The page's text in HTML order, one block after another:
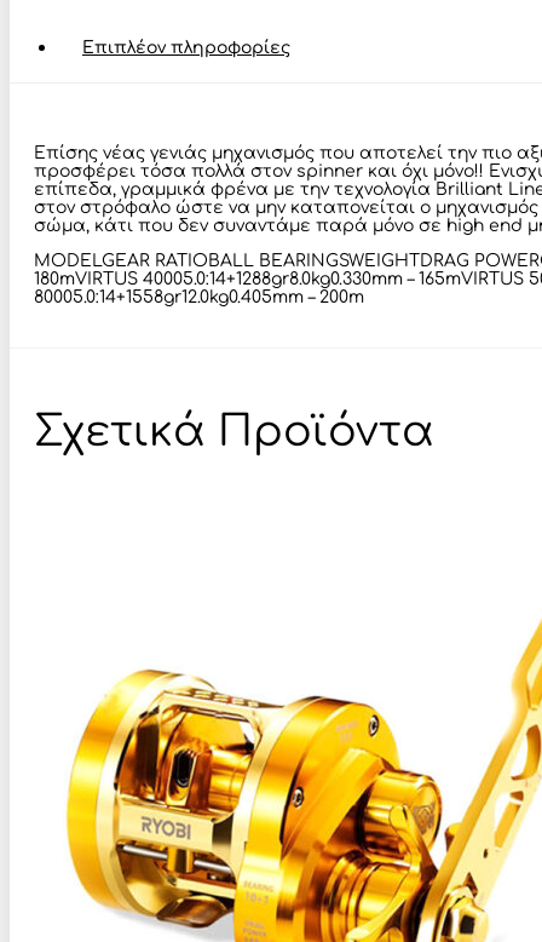
Επιπλέον πληροφορίες
Επίσης νέας γενιάς μηχανισμός που αποτελεί την πιο
προσφέρει τόσα πολλά στον spinner και όχι μόνο!!
επίπεδα, γραμμικά φρένα με την τεχνολογία Brilliant
στον στρόφαλο ώστε να μην καταπονείται ο μηχανισμός
σώμα, κάτι που δεν συναντάμε παρά μόνο σε high end
MODELGEAR RATIOBALL BEARINGSWEIGHTDRAG
180mVIRTUS 40005.0:14+1288gr8.0kg0.330mm – 165mVIRTUS
80005.0:14+1558gr12.0kg0.405mm – 200m
Σχετικά Προϊόντα